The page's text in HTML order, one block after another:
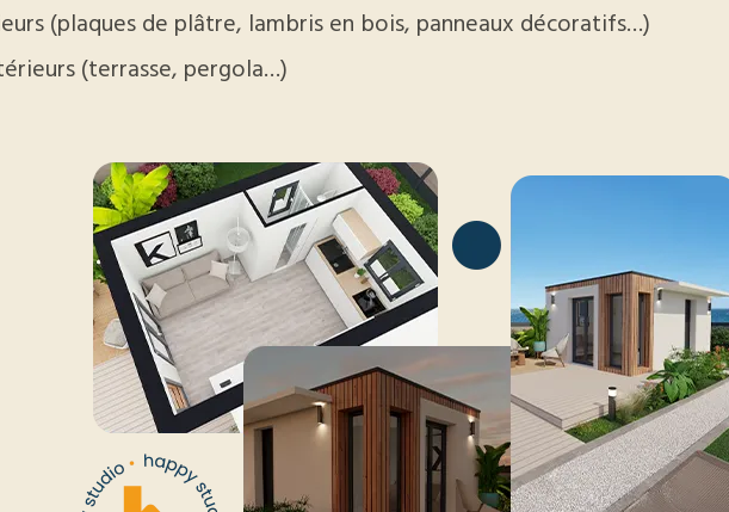
(plaques de plâtre, lambris en bois, panneaux décoratifs…)
(terrasse, pergola…)